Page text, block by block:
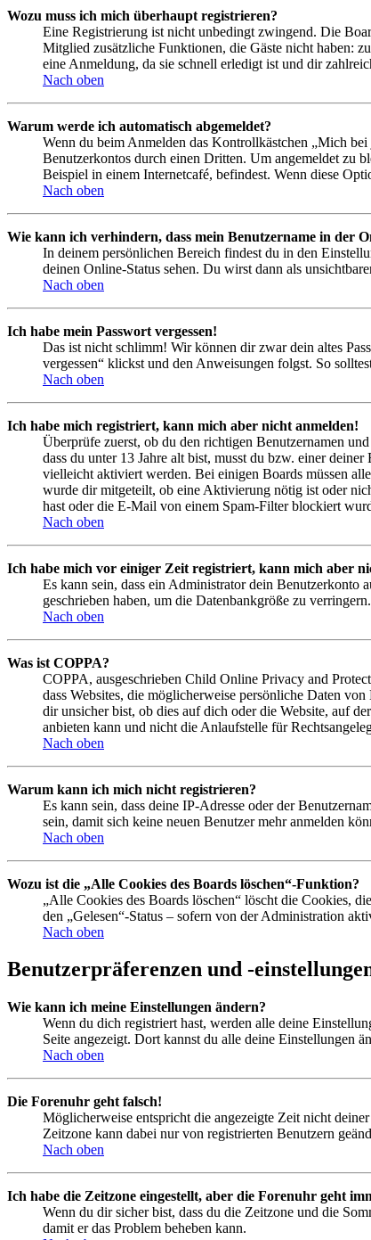
Wozu muss ich mich überhaupt registrieren?
Eine Registrierung ist nicht unbedingt zwingend. Die
Mitglied zusätzliche Funktionen, die Gäste nicht haben:
eine Anmeldung, da sie schnell erledigt ist und dir
Nach oben
Warum werde ich automatisch abgemeldet?
Wenn du beim Anmelden das Kontrollkästchen „Mich
Benutzerkontos durch einen Dritten. Um angemeldet zu
Beispiel in einem Internetcafé, befindest. Wenn diese
Nach oben
Wie kann ich verhindern, dass mein Benutzername in der
In deinem persönlichen Bereich findest du in den
deinen Online-Status sehen. Du wirst dann als
Nach oben
Ich habe mein Passwort vergessen!
Das ist nicht schlimm! Wir können dir zwar dein altes
vergessen“ klickst und den Anweisungen folgst. So
Nach oben
Ich habe mich registriert, kann mich aber nicht anmelden!
Überprüfe zuerst, ob du den richtigen Benutzernamen
dass du unter 13 Jahre alt bist, musst du bzw. einer
vielleicht aktiviert werden. Bei einigen Boards müssen
wurde dir mitgeteilt, ob eine Aktivierung nötig ist oder
hast oder die E-Mail von einem Spam-Filter blockiert
Nach oben
Ich habe mich vor einiger Zeit registriert, kann mich aber
Es kann sein, dass ein Administrator dein Benutzerkonto
geschrieben haben, um die Datenbankgröße zu
Nach oben
Was ist COPPA?
COPPA, ausgeschrieben Child Online Privacy and
dass Websites, die möglicherweise persönliche Daten
dir unsicher bist, ob dies auf dich oder die Website, auf
anbieten kann und nicht die Anlaufstelle für
Nach oben
Warum kann ich mich nicht registrieren?
Es kann sein, dass deine IP-Adresse oder der
sein, damit sich keine neuen Benutzer mehr anmelden
Nach oben
Wozu ist die „Alle Cookies des Boards löschen“-Funktion?
„Alle Cookies des Boards löschen“ löscht die Cookies,
den „Gelesen“-Status – sofern von der Administration
Nach oben
Benutzerpräferenzen und -
Wie kann ich meine Einstellungen ändern?
Wenn du dich registriert hast, werden alle deine
Seite angezeigt. Dort kannst du alle deine Einstellungen
Nach oben
Die Forenuhr geht falsch!
Möglicherweise entspricht die angezeigte Zeit nicht
Zeitzone kann dabei nur von registrierten Benutzern
Nach oben
Ich habe die Zeitzone eingestellt, aber die Forenuhr geht
Wenn du dir sicher bist, dass du die Zeitzone und die
damit er das Problem beheben kann.